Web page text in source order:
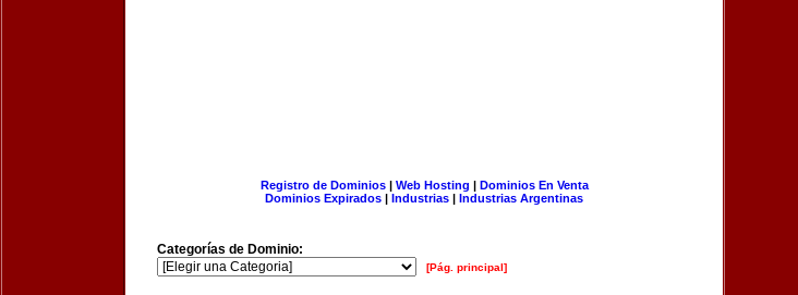
Registro de Dominios| Web Hosting | Dominios En Venta
Dominios Expirados | Industrias | Industrias Argentinas
Categorías de Dominio:
[Pág. principal]